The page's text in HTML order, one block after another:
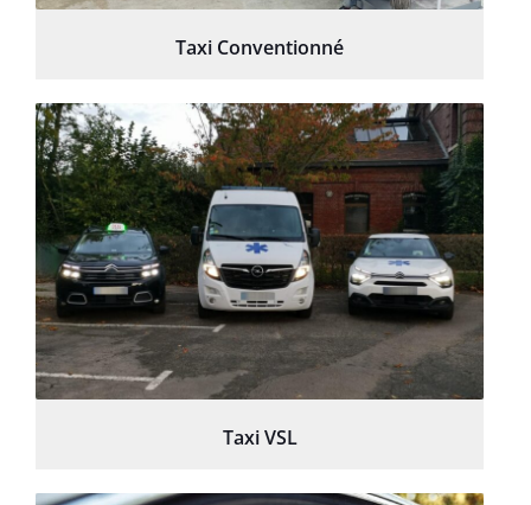
Taxi Conventionné
Taxi VSL